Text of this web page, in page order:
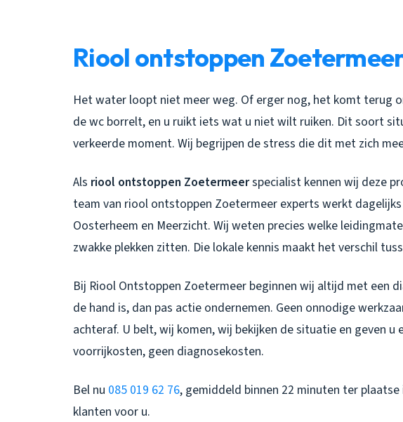
Riool ontstoppen
Het water loopt niet meer weg. Of erger nog, het komt terug
de wc borrelt, en u ruikt iets wat u niet wilt ruiken. Dit soort
verkeerde moment. Wij begrijpen de stress die dit met zich
Als riool ontstoppen Zoetermeerspecialist kennen wij deze
team van riool ontstoppen Zoetermeer experts werkt
Oosterheem en Meerzicht. Wij weten precies welke
zwakke plekken zitten. Die lokale kennis maakt het verschil
Bij Riool Ontstoppen Zoetermeer beginnen wij altijd met een
de hand is, dan pas actie ondernemen. Geen onnodige
achteraf. U belt, wij komen, wij bekijken de situatie en geven u
voorrijkosten, geen diagnosekosten.
Bel nu 085 019 62 76, gemiddeld binnen 22 minuten ter
klanten voor u.